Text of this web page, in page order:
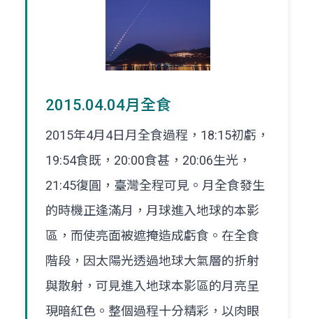
2015.04.04月全食
2015年4月4日月全食過程，18:15初虧，
19:54食既，20:00食甚，20:06生光，
21:45復圓，臺灣全程可見。月全食發生
的時機正逢滿月，月球進入地球的本影
區，而使亮面被遮掩造成虧食。在全食
階段，因太陽光透過地球大氣層的折射
與散射，可見進入地球本影區的月亮呈
現暗紅色。整個過程十分精彩，以肉眼